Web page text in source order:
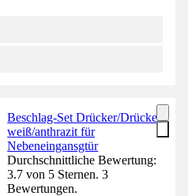
Beschlag-Set Drücker/Drücker
weiß/anthrazit für
Nebeneingansgtür
Durchschnittliche Bewertung:
3.7 von 5 Sternen. 3
Bewertungen.